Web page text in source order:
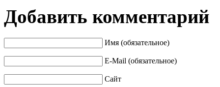
Добавить комментарий
Имя (обязательное)
E-Mail (обязательное)
Сайт